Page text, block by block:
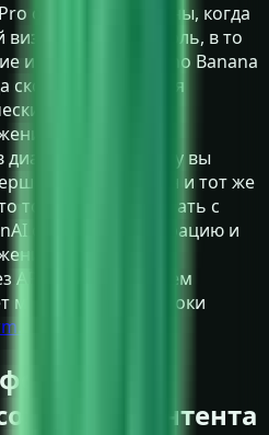
особенно полезны, когда
визуальный контроль, в то
изображений Nano Banana
скорость важна для
тестов.
в GPT хорошо
поскольку вы
один и тот же
того чтобы начинать с
описывает генерацию и
как через API
API ответов, причем
многоэтапные потоки
контента